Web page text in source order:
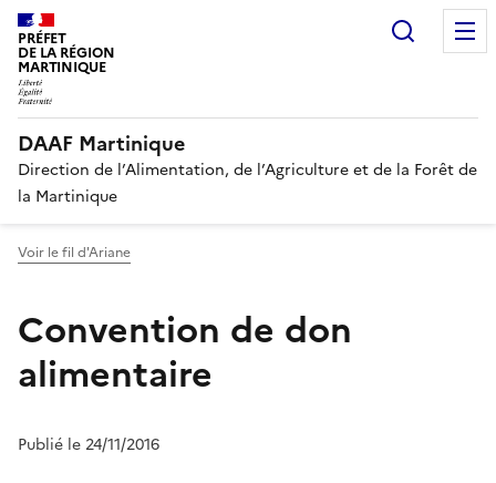
PRÉFET
DE LA RÉGION
MARTINIQUE
DAAF Martinique
Direction de l’Alimentation, de l’Agriculture et de la Forêt de
la Martinique
Voir le fil d'Ariane
Convention de don
alimentaire
Publié le 24/11/2016